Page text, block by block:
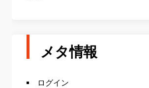
メタ情報
ログイン